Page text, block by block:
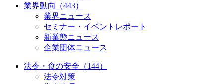
業界動向（443）
業界ニュース
セミナー・イベントレポート
新業態ニュース
企業団体ニュース
法令・食の安全（144）
法令対策